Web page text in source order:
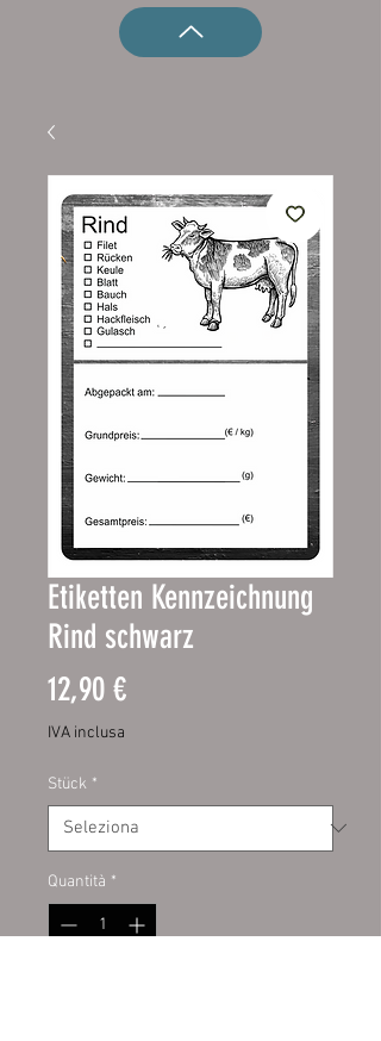
Etiketten Kennzeichnung
Rind schwarz
12,90 €Prezzo
IVA inclusa
Stück *
Quantità *